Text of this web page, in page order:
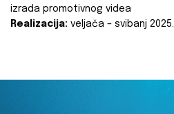
izrada promotivnog videa
Realizacija: veljača – svibanj 2025.